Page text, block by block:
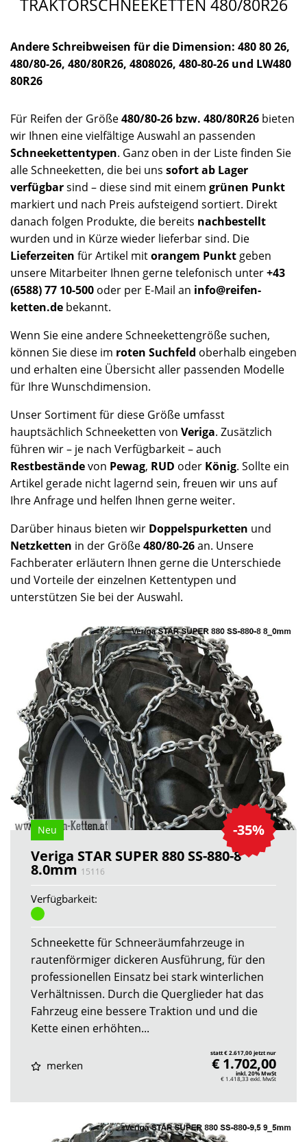
TRAKTORSCHNEEKETTEN 480/80R26
Andere Schreibweisen für die Dimension: 480 80 26,
480/80-26, 480/80R26, 4808026, 480-80-26 und LW480
80R26
Für Reifen der Größe480/80-26 bzw. 480/80R26 bieten
wir Ihnen eine vielfältige Auswahl an passenden
Schneekettentypen. Ganz oben in der Liste finden Sie
alle Schneeketten, die bei uns sofort ab Lager
verfügbarsind – diese sind mit einem grünen Punkt
markiert und nach Preis aufsteigend sortiert. Direkt
danach folgen Produkte, die bereits nachbestellt
wurden und in Kürze wieder lieferbar sind. Die
Lieferzeiten für Artikel mitorangem Punkt geben
unsere Mitarbeiter Ihnen gerne telefonisch unter+43
(6588) 77 10-500 oder per E-Mail an info@reifen-
ketten.de bekannt.
Wenn Sie eine andere Schneekettengröße suchen,
können Sie diese im roten Suchfeld oberhalb eingeben
und erhalten eine Übersicht aller passenden Modelle
für Ihre Wunschdimension.
Unser Sortiment für diese Größe umfasst
hauptsächlich Schneeketten von Veriga. Zusätzlich
führen wir – je nach Verfügbarkeit – auch
Restbeständevon Pewag, RUD oder König. Sollte ein
Artikel gerade nicht lagernd sein, freuen wir uns auf
Ihre Anfrage und helfen Ihnen gerne weiter.
Darüber hinaus bieten wir Doppelspurketten und
Netzketten in der Größe480/80-26an. Unsere
Fachberater erläutern Ihnen gerne die Unterschiede
und Vorteile der einzelnen Kettentypen und
unterstützen Sie bei der Auswahl.
-35%
Neu
Veriga STAR SUPER 880 SS-880-8
8.0mm 15116
Verfügbarkeit:
Schneekette für Schneeräumfahrzeuge in
rautenförmiger dickeren Ausführung, für den
professionellen Einsatz bei stark winterlichen
Verhältnissen. Durch die Querglieder hat das
Fahrzeug eine bessere Traktion und und die
Kette einen erhöhten...
merken
statt € 2.617,00 jetzt nur
€ 1.702,00
inkl. 20% MwSt
€ 1.418,33 exkl. MwSt